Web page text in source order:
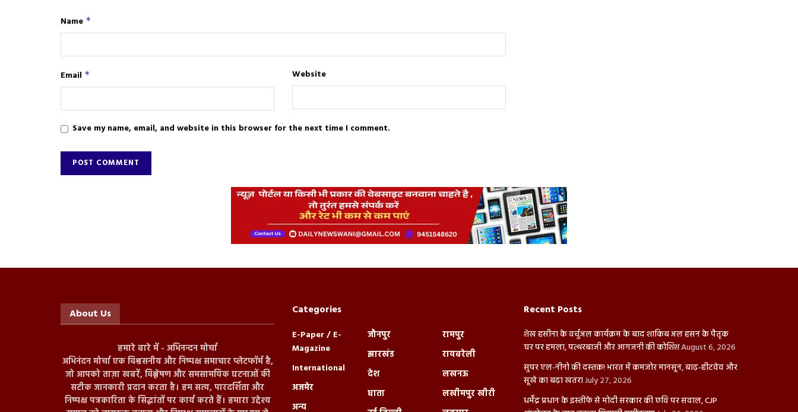
Name *
Email * Website
Save my name, email, and website in this browser for the next time I comment.
About Us
हमारे बारे में - अभिनन्दन मोर्चा
अभिनंदन मोर्चा एक विश्वसनीय और निष्पक्ष समाचार प्लेटफॉर्म है,
जो आपको ताज़ा खबरें, विश्लेषण और समसामयिक घटनाओं की
सटीक जानकारी प्रदान करता है। हम सत्य, पारदर्शिता और
निष्पक्ष पत्रकारिता के सिद्धांतों पर कार्य करते हैं। हमारा उद्देश्य
Categories
E-Paper / E-
Magazine
International
अजमेर
अन्य
जौनपुर
झारखंड
देश
धाता
रामपुर
रायबरेली
लखनऊ
लखीमपुर खीरी
Recent Posts
शेख हसीना के वर्चुअल कार्यक्रम के बाद शाकिब अल हसन के पैतृक
घर पर हमला, पत्थरबाजी और आगजनी की कोशिशAugust 6, 2026
सुपर एल-नीनो की दस्तक! भारत में कमजोर मानसून, बाढ़-हीटवेव और
सूखे का बढ़ा खतराJuly 27, 2026
धर्मेंद्र प्रधान के इस्तीफे से मोदी सरकार की छवि पर सवाल, CJP